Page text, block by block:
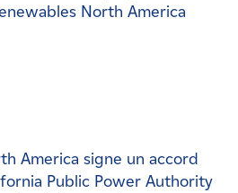
North America
America signe un accord
Public Power Authority